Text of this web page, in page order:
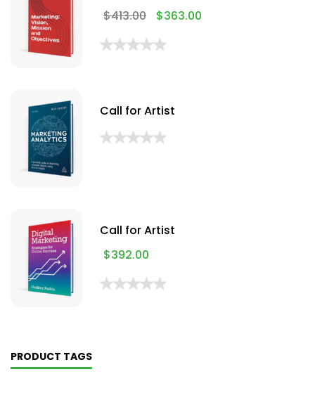
$413.00 $363.00
Call for Artist
Call for Artist
$392.00
PRODUCT TAGS